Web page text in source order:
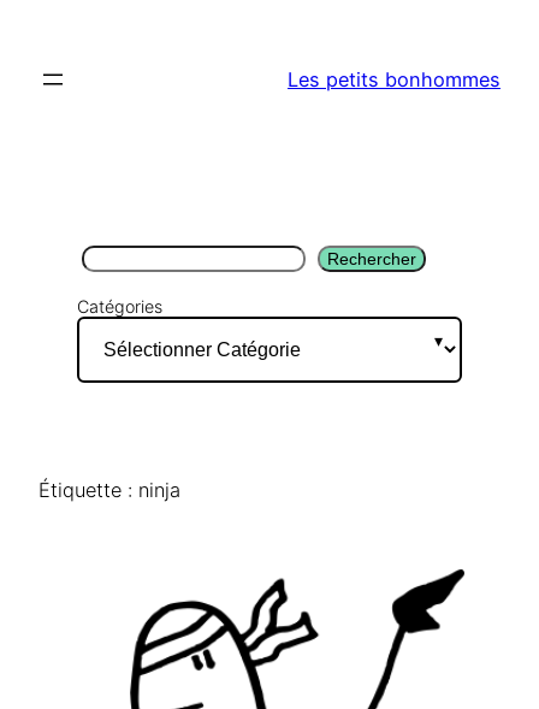
contenu
Les petits bonhommes
Rechercher Rechercher
Catégories
Étiquette : ninja